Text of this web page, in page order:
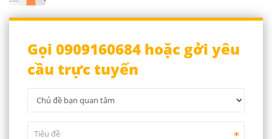
Gọi 0909160684 hoặc gởi yêu
cầu trực tuyến